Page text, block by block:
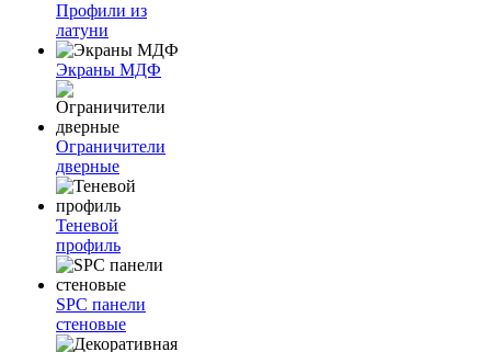
Профили из
латуни
Экраны МДФ
Ограничители
дверные
Теневой
профиль
SPC панели
стеновые